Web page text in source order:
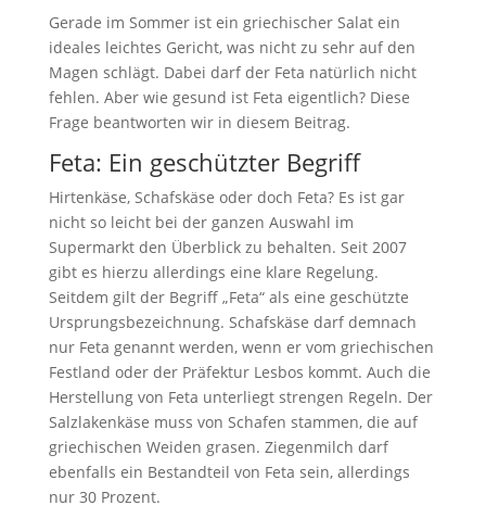
Gerade im Sommer ist ein griechischer Salat ein
ideales leichtes Gericht, was nicht zu sehr auf den
Magen schlägt. Dabei darf der Feta natürlich nicht
fehlen. Aber wie gesund ist Feta eigentlich? Diese
Frage beantworten wir in diesem Beitrag.
Feta: Ein geschützter Begriff
Hirtenkäse, Schafskäse oder doch Feta? Es ist gar
nicht so leicht bei der ganzen Auswahl im
Supermarkt den Überblick zu behalten. Seit 2007
gibt es hierzu allerdings eine klare Regelung.
Seitdem gilt der Begriff „Feta“ als eine geschützte
Ursprungsbezeichnung. Schafskäse darf demnach
nur Feta genannt werden, wenn er vom griechischen
Festland oder der Präfektur Lesbos kommt. Auch die
Herstellung von Feta unterliegt strengen Regeln. Der
Salzlakenkäse muss von Schafen stammen, die auf
griechischen Weiden grasen. Ziegenmilch darf
ebenfalls ein Bestandteil von Feta sein, allerdings
nur 30 Prozent.